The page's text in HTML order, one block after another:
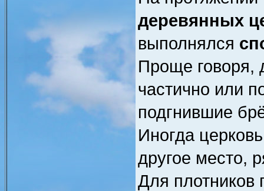
деревянных
выполнялся
Проще говоря,
частично или
подгнившие
Иногда
другое место,
Для плотников